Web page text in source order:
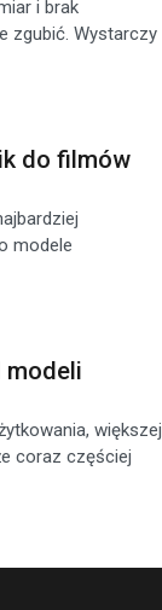
i brak
zgubić. Wystarczy
do filmów
modele
modeli
większej
coraz częściej